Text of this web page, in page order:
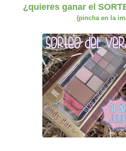
¿quieres ganar el
(pincha en la